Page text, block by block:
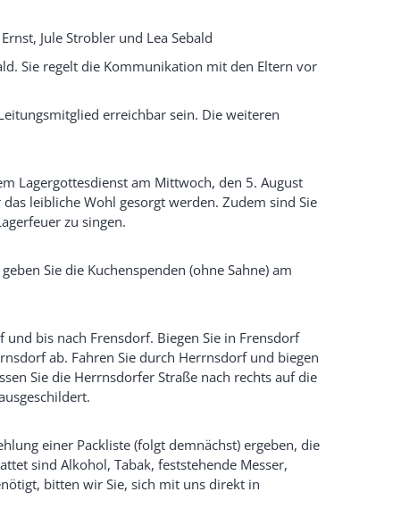
Jule Strobler und Lea Sebald
Sie regelt die Kommunikation mit den Eltern vor
erreichbar sein. Die weiteren
Lagergottesdienst am Mittwoch, den 5. August
leibliche Wohl gesorgt werden. Zudem sind Sie
zu singen.
Sie die Kuchenspenden (ohne Sahne) am
bis nach Frensdorf. Biegen Sie in Frensdorf
ab. Fahren Sie durch Herrnsdorf und biegen
Sie die Herrnsdorfer Straße nach rechts auf die
einer Packliste (folgt demnächst) ergeben, die
sind Alkohol, Tabak, feststehende Messer,
bitten wir Sie, sich mit uns direkt in